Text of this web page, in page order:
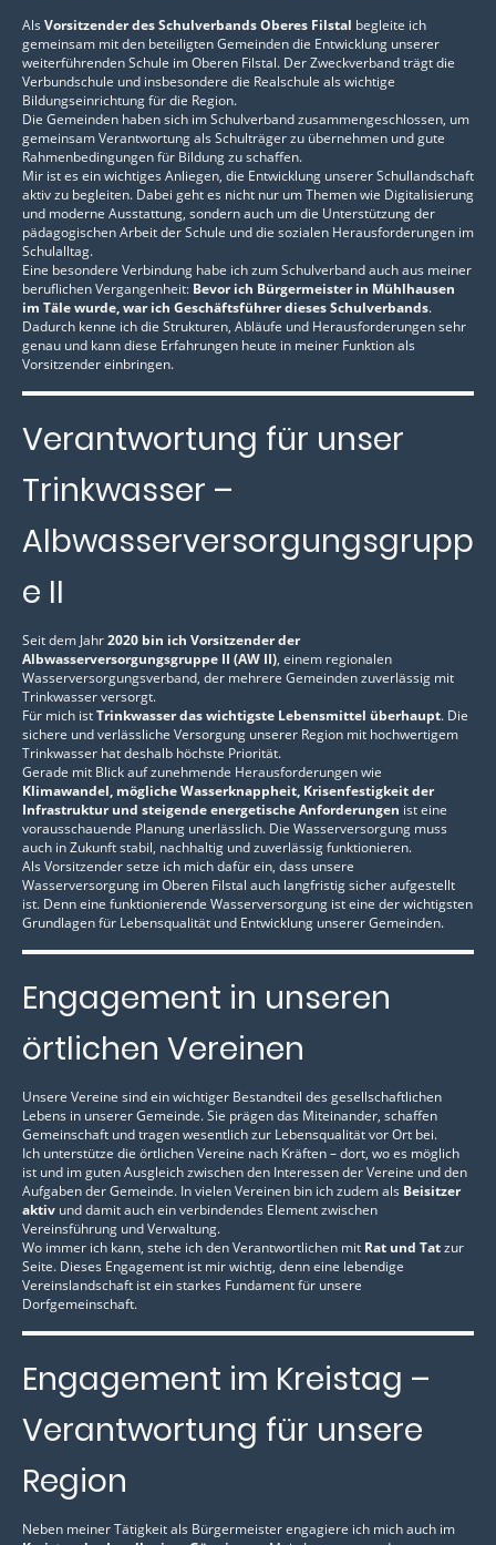
Als Vorsitzender des Schulverbands Oberes Filstal begleite ich
gemeinsam mit den beteiligten Gemeinden die Entwicklung unserer
weiterführenden Schule im Oberen Filstal. Der Zweckverband trägt die
Verbundschule und insbesondere die Realschule als wichtige
Bildungseinrichtung für die Region.
Die Gemeinden haben sich im Schulverband zusammengeschlossen, um
gemeinsam Verantwortung als Schulträger zu übernehmen und gute
Rahmenbedingungen für Bildung zu schaffen.
Mir ist es ein wichtiges Anliegen, die Entwicklung unserer Schullandschaft
aktiv zu begleiten. Dabei geht es nicht nur um Themen wie Digitalisierung
und moderne Ausstattung, sondern auch um die Unterstützung der
pädagogischen Arbeit der Schule und die sozialen Herausforderungen im
Schulalltag.
Eine besondere Verbindung habe ich zum Schulverband auch aus meiner
beruflichen Vergangenheit: Bevor ich Bürgermeister in Mühlhausen
im Täle wurde, war ich Geschäftsführer dieses Schulverbands.
Dadurch kenne ich die Strukturen, Abläufe und Herausforderungen sehr
genau und kann diese Erfahrungen heute in meiner Funktion als
Vorsitzender einbringen.
Verantwortung für unser
Trinkwasser –
Albwasserversorgungsgrupp
e II
Seit dem Jahr2020 bin ich Vorsitzender der
Albwasserversorgungsgruppe II (AW II), einem regionalen
Wasserversorgungsverband, der mehrere Gemeinden zuverlässig mit
Trinkwasser versorgt.
Für mich istTrinkwasser das wichtigste Lebensmittel überhaupt. Die
sichere und verlässliche Versorgung unserer Region mit hochwertigem
Trinkwasser hat deshalb höchste Priorität.
Gerade mit Blick auf zunehmende Herausforderungen wie
Klimawandel, mögliche Wasserknappheit, Krisenfestigkeit der
Infrastruktur und steigende energetische Anforderungen ist eine
vorausschauende Planung unerlässlich. Die Wasserversorgung muss
auch in Zukunft stabil, nachhaltig und zuverlässig funktionieren.
Als Vorsitzender setze ich mich dafür ein, dass unsere
Wasserversorgung im Oberen Filstal auch langfristig sicher aufgestellt
ist. Denn eine funktionierende Wasserversorgung ist eine der wichtigsten
Grundlagen für Lebensqualität und Entwicklung unserer Gemeinden.
Engagement in unseren
örtlichen Vereinen
Unsere Vereine sind ein wichtiger Bestandteil des gesellschaftlichen
Lebens in unserer Gemeinde. Sie prägen das Miteinander, schaffen
Gemeinschaft und tragen wesentlich zur Lebensqualität vor Ort bei.
Ich unterstütze die örtlichen Vereine nach Kräften – dort, wo es möglich
ist und im guten Ausgleich zwischen den Interessen der Vereine und den
Aufgaben der Gemeinde. In vielen Vereinen bin ich zudem als Beisitzer
aktiv und damit auch ein verbindendes Element zwischen
Vereinsführung und Verwaltung.
Wo immer ich kann, stehe ich den Verantwortlichen mit Rat und Tatzur
Seite. Dieses Engagement ist mir wichtig, denn eine lebendige
Vereinslandschaft ist ein starkes Fundament für unsere
Dorfgemeinschaft.
Engagement im Kreistag –
Verantwortung für unsere
Region
Neben meiner Tätigkeit als Bürgermeister engagiere ich mich auch im